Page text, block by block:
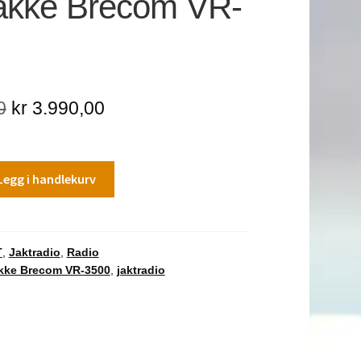
Opprinnelig
var:
kr 4.999,00.
kr3.990,00Nåværende
er:
kr 3.990,00.
i handlekurv
, Jaktradio
Radio
Brecom VR-3500, jaktradio